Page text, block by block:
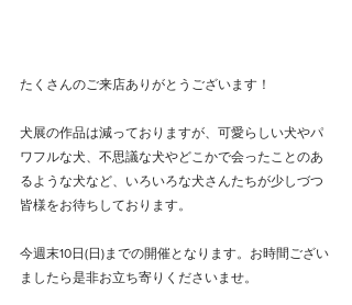
たくさんのご来店ありがとうございます！
犬展の作品は減っておりますが、可愛らしい犬やパ
ワフルな犬、不思議な犬やどこかで会ったことのあ
るような犬など、いろいろな犬さんたちが少しづつ
皆様をお待ちしております。
今週末10日(日)までの開催となります。お時間ござい
ましたら是非お立ち寄りくださいませ。